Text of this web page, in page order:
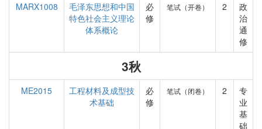
MARX1008
毛泽东思想和中国
特色社会主义理论
体系概论
必
修
笔试（开卷） 2
政
治
通
修
3秋
ME2015
工程材料及成型技
术基础
必
修
笔试（闭卷） 2
专
业
基
础